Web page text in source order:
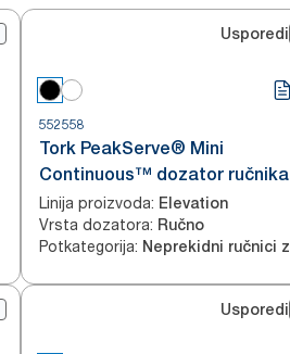
Usporedi
552558
Tork PeakServe® Mini
Continuous™ dozator ručnika
za ruke, crni
Linija proizvoda: Elevation
Vrsta dozatora: Ručno
Potkategorija:
Usporedi